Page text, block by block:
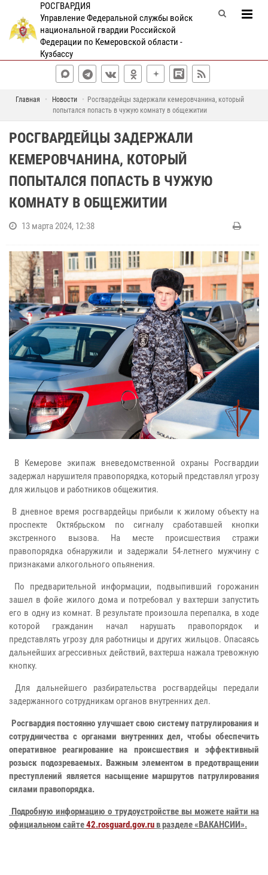
РОСГВАРДИЯ
Управление Федеральной службы войск
национальной гвардии Российской
Федерации по Кемеровской области -
Кузбассу
Главная Новости
Росгвардейцы задержали кемеровчанина, который
попытался попасть в чужую комнату в общежитии
РОСГВАРДЕЙЦЫ ЗАДЕРЖАЛИ
КЕМЕРОВЧАНИНА, КОТОРЫЙ
ПОПЫТАЛСЯ ПОПАСТЬ В ЧУЖУЮ
КОМНАТУ В ОБЩЕЖИТИИ
13 марта 2024, 12:38
В Кемерове экипаж вневедомственной охраны Росгвардии
задержал нарушителя правопорядка, который представлял угрозу
для жильцов и работников общежития.
В дневное время росгвардейцы прибыли к жилому объекту на
проспекте Октябрьском по сигналу сработавшей кнопки
экстренного вызова. На месте происшествия стражи
правопорядка обнаружили и задержали 54-летнего мужчину с
признаками алкогольного опьянения.
По предварительной информации, подвыпивший горожанин
зашел в фойе жилого дома и потребовал у вахтерши запустить
его в одну из комнат. В результате произошла перепалка, в ходе
которой гражданин начал нарушать правопорядок и
представлять угрозу для работницы и других жильцов. Опасаясь
дальнейших агрессивных действий, вахтерша нажала тревожную
кнопку.
Для дальнейшего разбирательства росгвардейцы передали
задержанного сотрудникам органов внутренних дел.
Росгвардия постоянно улучшает свою систему патрулирования и
сотрудничества с органами внутренних дел, чтобы обеспечить
оперативное реагирование на происшествия и эффективный
розыск подозреваемых. Важным элементом в предотвращении
преступлений является насыщение маршрутов патрулирования
силами правопорядка.
Подробную информацию о трудоустройстве вы можете найти на
официальном сайте42.rosguard.gov.ru в разделе «ВАКАНСИИ».